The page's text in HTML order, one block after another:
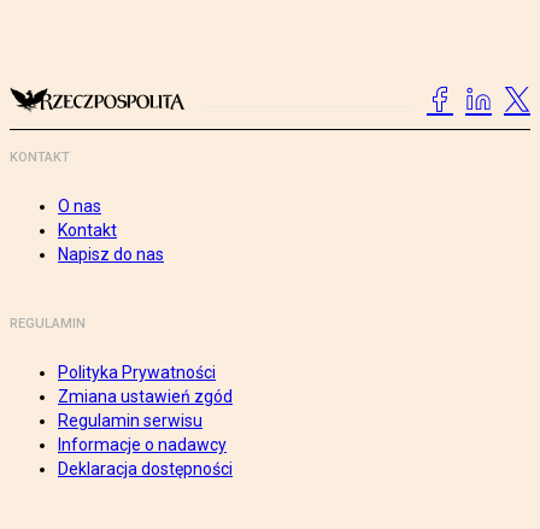
KONTAKT
O nas
Kontakt
Napisz do nas
REGULAMIN
Polityka Prywatności
Zmiana ustawień zgód
Regulamin serwisu
Informacje o nadawcy
Deklaracja dostępności